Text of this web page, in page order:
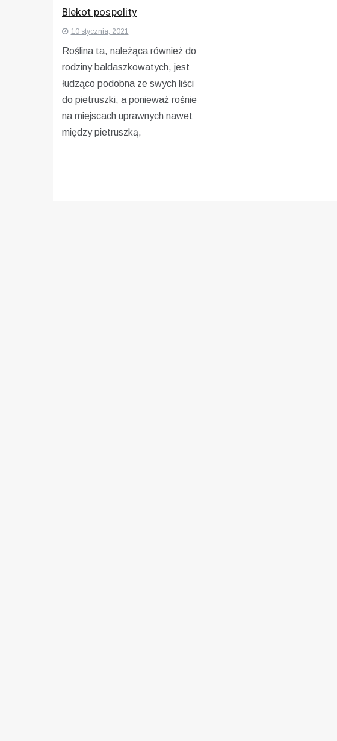
Blekot pospolity
10 stycznia, 2021
Roślina ta, należąca również do
rodziny baldaszkowatych, jest
łudząco podobna ze swych liści
do pietruszki, a ponieważ rośnie
na miejscach uprawnych nawet
między pietruszką,